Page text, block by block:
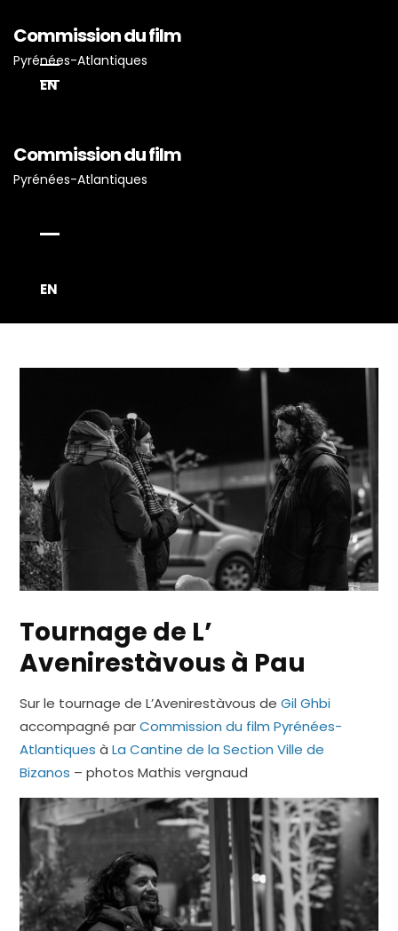
Commission du film
Pyrénées-Atlantiques
EN
Commission du film
Pyrénées-Atlantiques
EN
Tournage ?
Tournage de L’
Avenirestàvous à Pau
Sur le tournage de L’Avenirestàvous deGil Ghbi
accompagné parCommission du film Pyrénées-
Atlantiques àLa Cantine de la Section Ville de
Bizanos – photos Mathis vergnaud